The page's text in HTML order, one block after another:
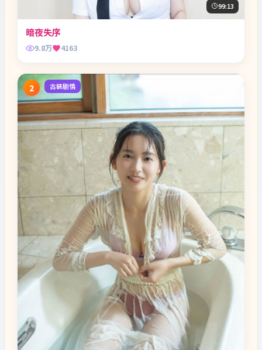
99:13
暗夜失序
9.8万 4163
2 古装剧情